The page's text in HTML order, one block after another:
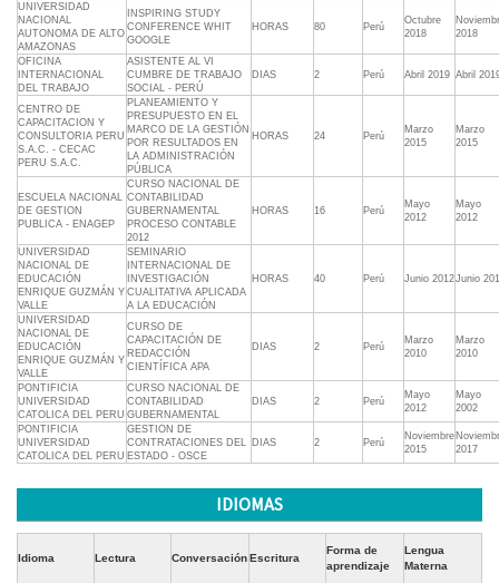
UNIVERSIDAD
NACIONAL
AUTONOMA DE ALTO
AMAZONAS
INSPIRING STUDY
CONFERENCE WHIT
GOOGLE
HORAS 80 Perú
Octubre
2018
2018
OFICINA
INTERNACIONAL
DEL TRABAJO
ASISTENTE AL VI
CUMBRE DE TRABAJO
SOCIAL - PERÚ
DIAS 2 Perú Abril 2019 Abril
CENTRO DE
CAPACITACION Y
CONSULTORIA PERU
S.A.C. - CECAC
PERU S.A.C.
PLANEAMIENTO Y
PRESUPUESTO EN EL
MARCO DE LA GESTIÓN
POR RESULTADOS EN
LA ADMINISTRACIÓN
PÚBLICA
HORAS 24 Perú
Marzo
2015
Marzo
2015
ESCUELA NACIONAL
DE GESTION
PUBLICA - ENAGEP
CURSO NACIONAL DE
CONTABILIDAD
GUBERNAMENTAL
PROCESO CONTABLE
2012
HORAS 16 Perú
Mayo
2012
Mayo
2012
UNIVERSIDAD
NACIONAL DE
EDUCACIÓN
ENRIQUE GUZMÁN Y
VALLE
SEMINARIO
INTERNACIONAL DE
INVESTIGACIÓN
CUALITATIVA APLICADA
A LA EDUCACIÓN
HORAS 40 Perú Junio 2012Junio
UNIVERSIDAD
NACIONAL DE
EDUCACIÓN
ENRIQUE GUZMÁN Y
VALLE
CURSO DE
CAPACITACIÓN DE
REDACCIÓN
CIENTÍFICA APA
DIAS 2 Perú
Marzo
2010
Marzo
2010
PONTIFICIA
UNIVERSIDAD
CATOLICA DEL PERU
CURSO NACIONAL DE
CONTABILIDAD
GUBERNAMENTAL
DIAS 2 Perú
Mayo
2012
Mayo
2002
PONTIFICIA
UNIVERSIDAD
CATOLICA DEL PERU
GESTION DE
CONTRATACIONES DEL
ESTADO - OSCE
DIAS 2 Perú
Noviembre
2015
2017
IDIOMAS
Idioma Lectura ConversaciónEscritura
Forma de
aprendizaje
Lengua
Materna